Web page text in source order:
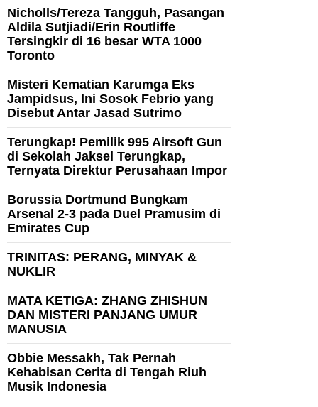
Nicholls/Tereza Tangguh, Pasangan
Aldila Sutjiadi/Erin Routliffe
Tersingkir di 16 besar WTA 1000
Toronto
Misteri Kematian Karumga Eks
Jampidsus, Ini Sosok Febrio yang
Disebut Antar Jasad Sutrimo
Terungkap! Pemilik 995 Airsoft Gun
di Sekolah Jaksel Terungkap,
Ternyata Direktur Perusahaan Impor
Borussia Dortmund Bungkam
Arsenal 2-3 pada Duel Pramusim di
Emirates Cup
TRINITAS: PERANG, MINYAK &
NUKLIR
MATA KETIGA: ZHANG ZHISHUN
DAN MISTERI PANJANG UMUR
MANUSIA
Obbie Messakh, Tak Pernah
Kehabisan Cerita di Tengah Riuh
Musik Indonesia